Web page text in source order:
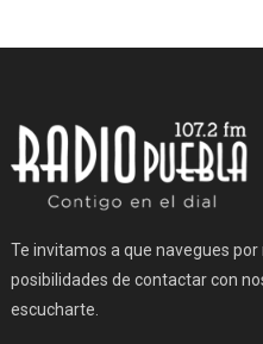
Te invitamos a que navegues
posibilidades de contactar con
escucharte.